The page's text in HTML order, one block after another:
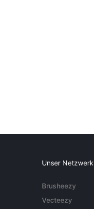
Unser Netzwerk
Brusheezy
Vecteezy